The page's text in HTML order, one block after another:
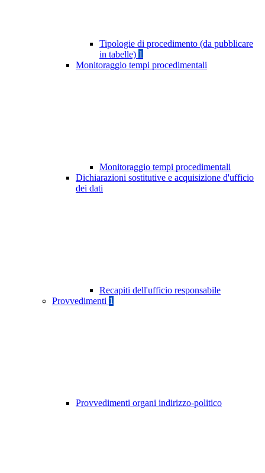
Tipologie di procedimento (da pubblicare
in tabelle) 1
Monitoraggio tempi procedimentali
Monitoraggio tempi procedimentali
Dichiarazioni sostitutive e acquisizione d'ufficio
dei dati
Recapiti dell'ufficio responsabile
Provvedimenti 1
Provvedimenti organi indirizzo-politico